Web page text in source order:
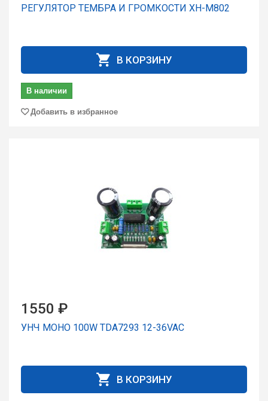
РЕГУЛЯТОР ТЕМБРА И ГРОМКОСТИ XH-M802
В КОРЗИНУ
В наличии
Добавить в избранное
1550 ₽
УНЧ МОНО 100W TDA7293 12-36VAC
В КОРЗИНУ